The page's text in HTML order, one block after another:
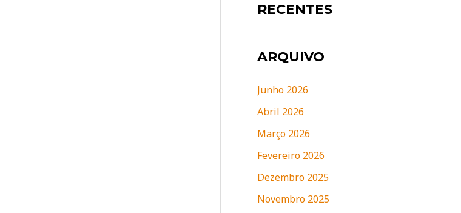
RECENTES
ARQUIVO
Junho 2026
Abril 2026
Março 2026
Fevereiro 2026
Dezembro 2025
Novembro 2025